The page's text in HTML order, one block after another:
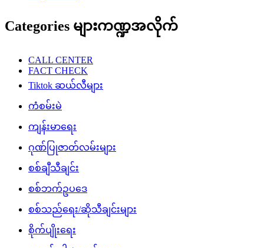
Categories များကဏ္ဍအလိုက်
CALL CENTER
FACT CHECK
Tiktok ဆယ်လီများ
ကံစမ်းမဲ
ကျန်းမာရေး
ဂုဏ်ပြုဇာတ်လမ်းများ
စစ်ချီသီချင်း
စစ်ဘက်ဥပဒေ
စစ်သည်ရေး/ဆိုသီချင်းများ
စိုက်ပျိုးရေး